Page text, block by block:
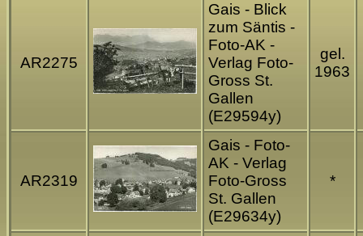
AR2275
Gais - Blick
zum Säntis -
Foto-AK -
Verlag Foto-
Gross St.
Gallen
(E29594y)
gel.
1963
AR2319
Gais - Foto-
AK - Verlag
Foto-Gross
St. Gallen
(E29634y)
*